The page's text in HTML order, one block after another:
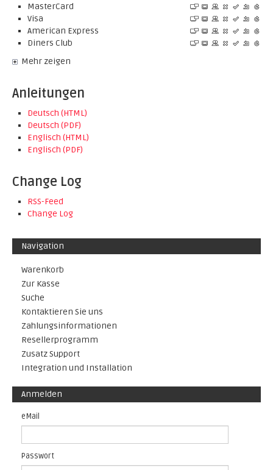
MasterCard
Visa
American Express
Diners Club
Mehr zeigen
Anleitungen
Deutsch (HTML)
Deutsch (PDF)
Englisch (HTML)
Englisch (PDF)
Change Log
RSS-Feed
Change Log
Navigation
Warenkorb
Zur Kasse
Suche
Kontaktieren Sie uns
Zahlungsinformationen
Resellerprogramm
Zusatz Support
Integration und Installation
Anmelden
eMail
Passwort